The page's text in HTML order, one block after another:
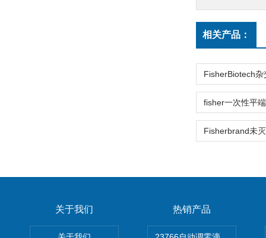
相关产品：
关于我们 热销产品